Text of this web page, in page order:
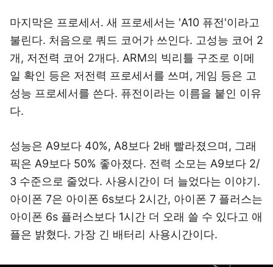
마지막은 프로세서. 새 프로세서는 'A10 퓨전'이라고
불린다. 처음으로 쿼드 코어가 쓰인다. 고성능 코어 2
개, 저전력 코어 2개다. ARM의 빅리틀 구조로 이메
일 확인 등은 저전력 프로세서를 쓰며, 게임 등은 고
성능 프로세서를 쓴다. 퓨전이라는 이름을 붙인 이유
다.
성능은 A9보다 40%, A8보다 2배 빨라졌으며, 그래
픽은 A9보다 50% 좋아졌다. 전력 소모는 A9보다 2/
3 수준으로 줄었다. 사용시간이 더 늘었다는 이야기.
아이폰 7은 아이폰 6s보다 2시간, 아이폰 7 플러스는
아이폰 6s 플러스보다 1시간 더 오래 쓸 수 있다고 애
플은 밝혔다. 가장 긴 배터리 사용시간이다.